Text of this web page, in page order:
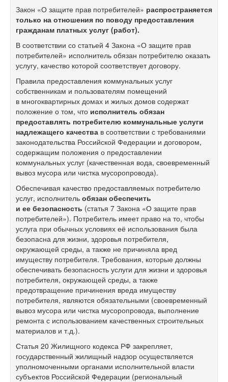
Закон «О защите прав потребителей» распространяется
только на отношения по поводу предоставления
гражданам платных услуг (работ).
В соответствии со статьей 4 Закона «О защите прав
потребителей» исполнитель обязан потребителю оказать
услугу, качество которой соответствует договору.
Правила предоставления коммунальных услуг
собственникам и пользователям помещений
в многоквартирных домах и жилых домов содержат
положение о том, что исполнитель обязан
предоставлять потребителю коммунальные услуги
надлежащего качества в соответствии с требованиями
законодательства Российской Федерации и договором,
содержащим положения о предоставлении
коммунальных услуг (качественная вода, своевременный
вывоз мусора или чистка мусоропровода).
Обеспечивая качество предоставляемых потребителю
услуг, исполнитель обязан обеспечить
и ее безопасность (статья 7 Закона «О защите прав
потребителей»). Потребитель имеет право на то, чтобы
услуга при обычных условиях её использования была
безопасна для жизни, здоровья потребителя,
окружающей среды, а также не причиняла вред
имуществу потребителя. Требования, которые должны
обеспечивать безопасность услуги для жизни и здоровья
потребителя, окружающей среды, а также
предотвращение причинения вреда имуществу
потребителя, являются обязательными (своевременный
вывоз мусора или чистка мусоропровода, выполнение
ремонта с использованием качественных строительных
материалов и т.д.).
Статья 20 Жилищного кодекса РФ закрепляет,
государственный жилищный надзор осуществляется
уполномоченными органами исполнительной власти
субъектов Российской Федерации (региональный